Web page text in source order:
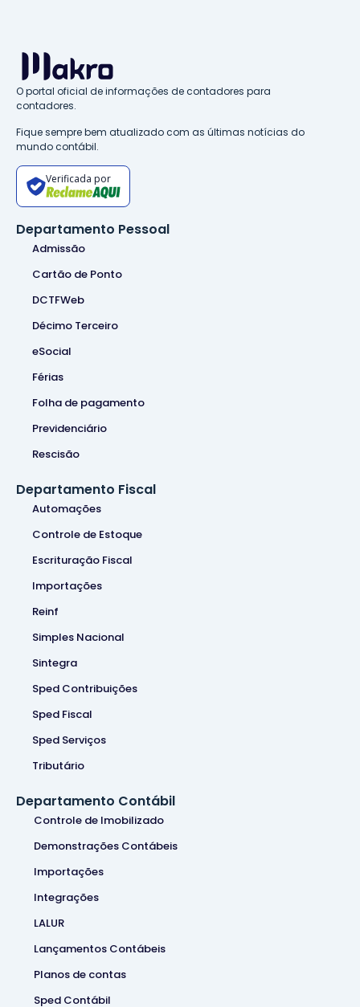
O portal oficial de informações de contadores para
contadores.
Fique sempre bem atualizado com as últimas notícias do
mundo contábil.
Verificada por
Departamento Pessoal
Admissão
Cartão de Ponto
DCTFWeb
Décimo Terceiro
eSocial
Férias
Folha de pagamento
Previdenciário
Rescisão
Departamento Fiscal
Automações
Controle de Estoque
Escrituração Fiscal
Importações
Reinf
Simples Nacional
Sintegra
Sped Contribuições
Sped Fiscal
Sped Serviços
Tributário
Departamento Contábil
Controle de Imobilizado
Demonstrações Contábeis
Importações
Integrações
LALUR
Lançamentos Contábeis
Planos de contas
Sped Contábil